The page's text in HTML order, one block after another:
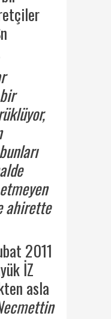
ahirette
2011
İZ
asla